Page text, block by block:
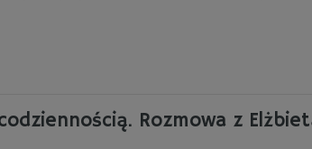
Rozmowa z